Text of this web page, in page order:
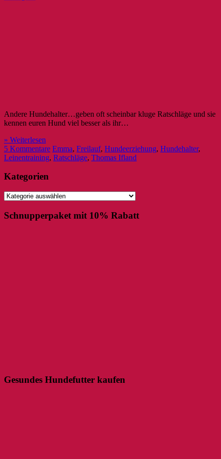
Andere Hundehalter…geben oft scheinbar kluge Ratschläge und sie
kennen euren Hund viel besser als ihr…
» Weiterlesen
5 Kommentare Emma, Freilauf, Hundeerziehung, Hundehalter,
Leinentraining, Ratschläge, Thomas Ifland
Kategorien
Kategorien
Schnupperpaket mit 10% Rabatt
Gesundes Hundefutter kaufen